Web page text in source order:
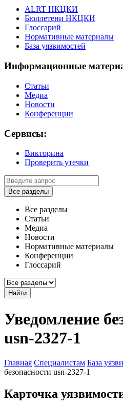
ALRT НКЦКИ
Бюллетени НКЦКИ
Глоссарий
Нормативные материалы
База уязвимостей
Информационные
Статьи
Медиа
Новости
Конференции
Сервисы:
Викторина
Проверить утечки
Все разделы
Все разделы
Статьи
Медиа
Новости
Нормативные материалы
Конференции
Глоссарий
Найти
Уведомление
usn-2327-1
Главная Специалистам База
безопасности usn-2327-1
Карточка